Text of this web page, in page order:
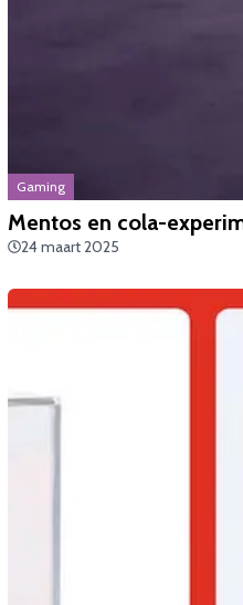
Gaming
Mentos en cola-
24 maart 2025